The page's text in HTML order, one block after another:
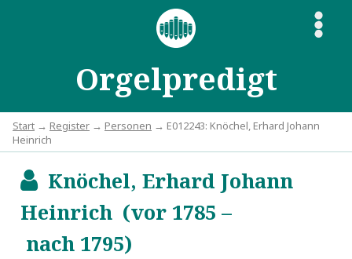
Orgelpredigt
S
Start → Register → Personen → E012243: Knöchel, Erhard Johann
Heinrich
bKnöchel, Erhard Johann
Heinrich (vor 1785 –
nach 1795)